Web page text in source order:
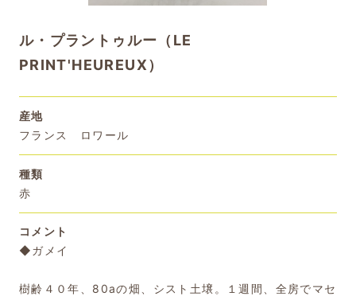
ル・プラントゥルー（LE
PRINT'HEUREUX）
産地
フランス ロワール
種類
赤
コメント
◆ガメイ
樹齢４０年、80aの畑、シスト土壌。１週間、全房でマセ